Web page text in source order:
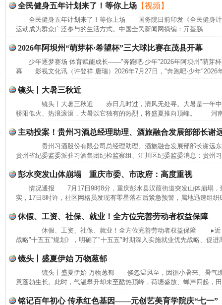
全民健身五年计划来了！等你上场 【视频】
全民健身五年计划来了！等你上场 国务院日前印发《全民健身计
运动成为群众广泛参与的生活方式。中国全民新闻网摘编：亓荃鹏
2026年阿坝州“萌芽杯·希望杯”三大球比赛在茂县开幕
少年逐梦赛场 体育赋能成长——"奔跑吧·少年"2026年阿坝州"萌芽
幕 影视文化讯（许登祥 唐瑞）2026年7月27日，"奔跑吧·少年"2026
镜头丨大暑三秋近
镜头丨大暑三秋近 赤日几时过，清风无处寻。大暑是一年中
骄阳似火、热浪滚滚，大暑以它独有的热烈，将盛夏推向顶峰。 河
主动投案！贵州习酒总经理助理、酒旅融合发展部部长谢
贵州习酒股份有限公司总经理助理、酒旅融合发展部部长谢
贵州省纪委监委派驻习酒集团纪检监察组、汇川区纪委监委消息：贵州
彭水突发山体崩塌 重庆市委、市政府：高度重视
情况通报 7月17日9时8分，重庆彭水县汉葭街道突发山体崩塌，
实，17日8时许，社区网格员发现有零星落石后紧急预警，属地迅速组
休假、工资、社保、就业！全方位完善劳动者权益保障
休假、工资、社保、就业！全方位完善劳动者权益保障 ▸近
战略"十五五"规划》，明确了"十五五"时期深入实施就业优先战略、促进
镜头丨盛夏伊始 万物葱郁
镜头丨盛夏伊始 万物葱郁 倏忽温风至，因循小暑来。暑气缓
意蓬勃生长。此时，气温攀升却未至酷热顶峰，荷塘盛放、蝉声四起，
铭记百年初心 传承红色基因——元创艺美育学院庆“七一”